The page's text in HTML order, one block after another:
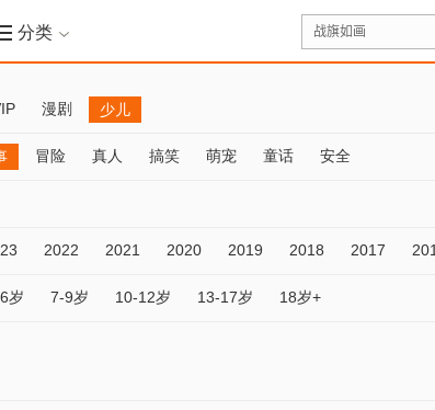
分类
漫剧 少儿
冒险 真人 搞笑 萌宠 童话 安全
2022 2021 2020 2019 2018 2017
岁 7-9岁 10-12岁 13-17岁 18岁+